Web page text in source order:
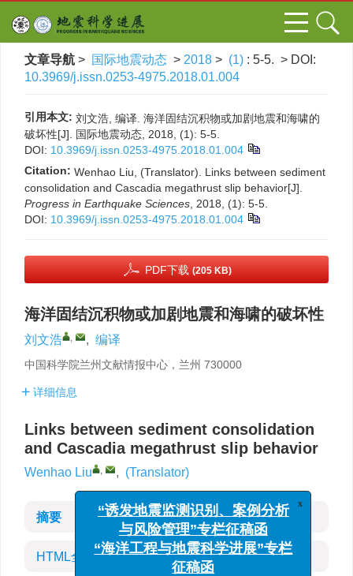
文章导航 > 国际地震动态 > 2018 > (1) : 5-5. > DOI:
10.3969/j.issn.0253-4975.2018.01.004
引用本文: 刘文浩, 编译. 海洋固结沉积物或加剧地震和海啸的
破坏性[J]. 国际地震动态, 2018, (1): 5-5.
DOI: 10.3969/j.issn.0253-4975.2018.01.004
Citation: Wenhao Liu, (Translator). Links between sediment
consolidation and Cascadia megathrust slip behavior[J].
Progress in Earthquake Sciences , 2018, (1): 5-5.
DOI: 10.3969/j.issn.0253-4975.2018.01.004
PDF下载 (205 KB)
海洋固结沉积物或加剧地震和海啸的破坏性
刘文浩 , , 编译
中国科学院兰州文献情报中心，兰州 730000
详细信息
Links between sediment consolidation
and Cascadia megathrust slip behavior
Wenhao Liu , , (Translator)
摘要
HTML全文
x
“诱发地震监测识别、案例分析
与风险管理”专栏征稿函
“海洋工程与地震科学进展”专栏
征稿函